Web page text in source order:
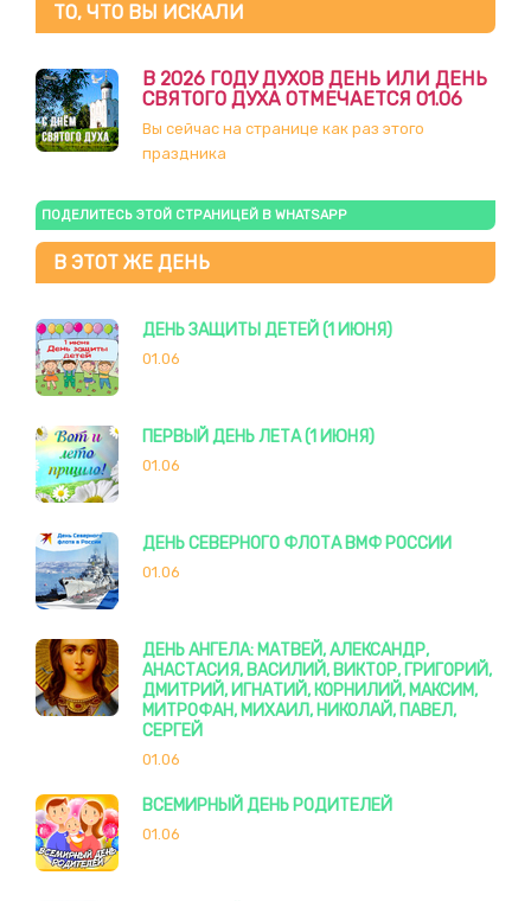
ТО, ЧТО ВЫ ИСКАЛИ
В 2026 ГОДУ ДУХОВ ДЕНЬ ИЛИ ДЕНЬ
СВЯТОГО ДУХА ОТМЕЧАЕТСЯ 01.06
Вы сейчас на странице как раз этого
праздника
ПОДЕЛИТЕСЬ ЭТОЙ СТРАНИЦЕЙ В WHATSAPP
В ЭТОТ ЖЕ ДЕНЬ
ДЕНЬ ЗАЩИТЫ ДЕТЕЙ (1 ИЮНЯ)
01.06
ПЕРВЫЙ ДЕНЬ ЛЕТА (1 ИЮНЯ)
01.06
ДЕНЬ СЕВЕРНОГО ФЛОТА ВМФ РОССИИ
01.06
ДЕНЬ АНГЕЛА: МАТВЕЙ, АЛЕКСАНДР,
АНАСТАСИЯ, ВАСИЛИЙ, ВИКТОР, ГРИГОРИЙ,
ДМИТРИЙ, ИГНАТИЙ, КОРНИЛИЙ, МАКСИМ,
МИТРОФАН, МИХАИЛ, НИКОЛАЙ, ПАВЕЛ,
СЕРГЕЙ
01.06
ВСЕМИРНЫЙ ДЕНЬ РОДИТЕЛЕЙ
01.06